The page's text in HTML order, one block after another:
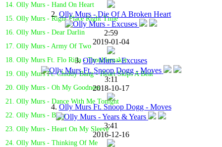
14. Olly Murs - Hand On Heart
15. Olly Murs - Right Place Right Time
16. Olly Murs - Dear Darlin
17. Olly Murs - Army Of Two
18. Olly Murs Ft. Flo Rida - Troublemaker
19. Olly Murs Ft. Chiddy Bang - Heart Skips A Beat
20. Olly Murs - Oh My Goodness
21. Olly Murs - Dance With Me Tonight
22. Olly Murs - Busy
23. Olly Murs - Heart On My Sleeve
24. Olly Murs - Thinking Of Me
2.Olly Murs - Die Of A Broken Heart
2:59
2019-01-04
3.Olly Murs - Excuses
3:11
2018-10-17
4. Olly Murs Ft. Snoop Dogg - Moves
3:41
2016-12-16